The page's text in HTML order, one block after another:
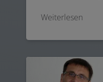
Weiterlesen